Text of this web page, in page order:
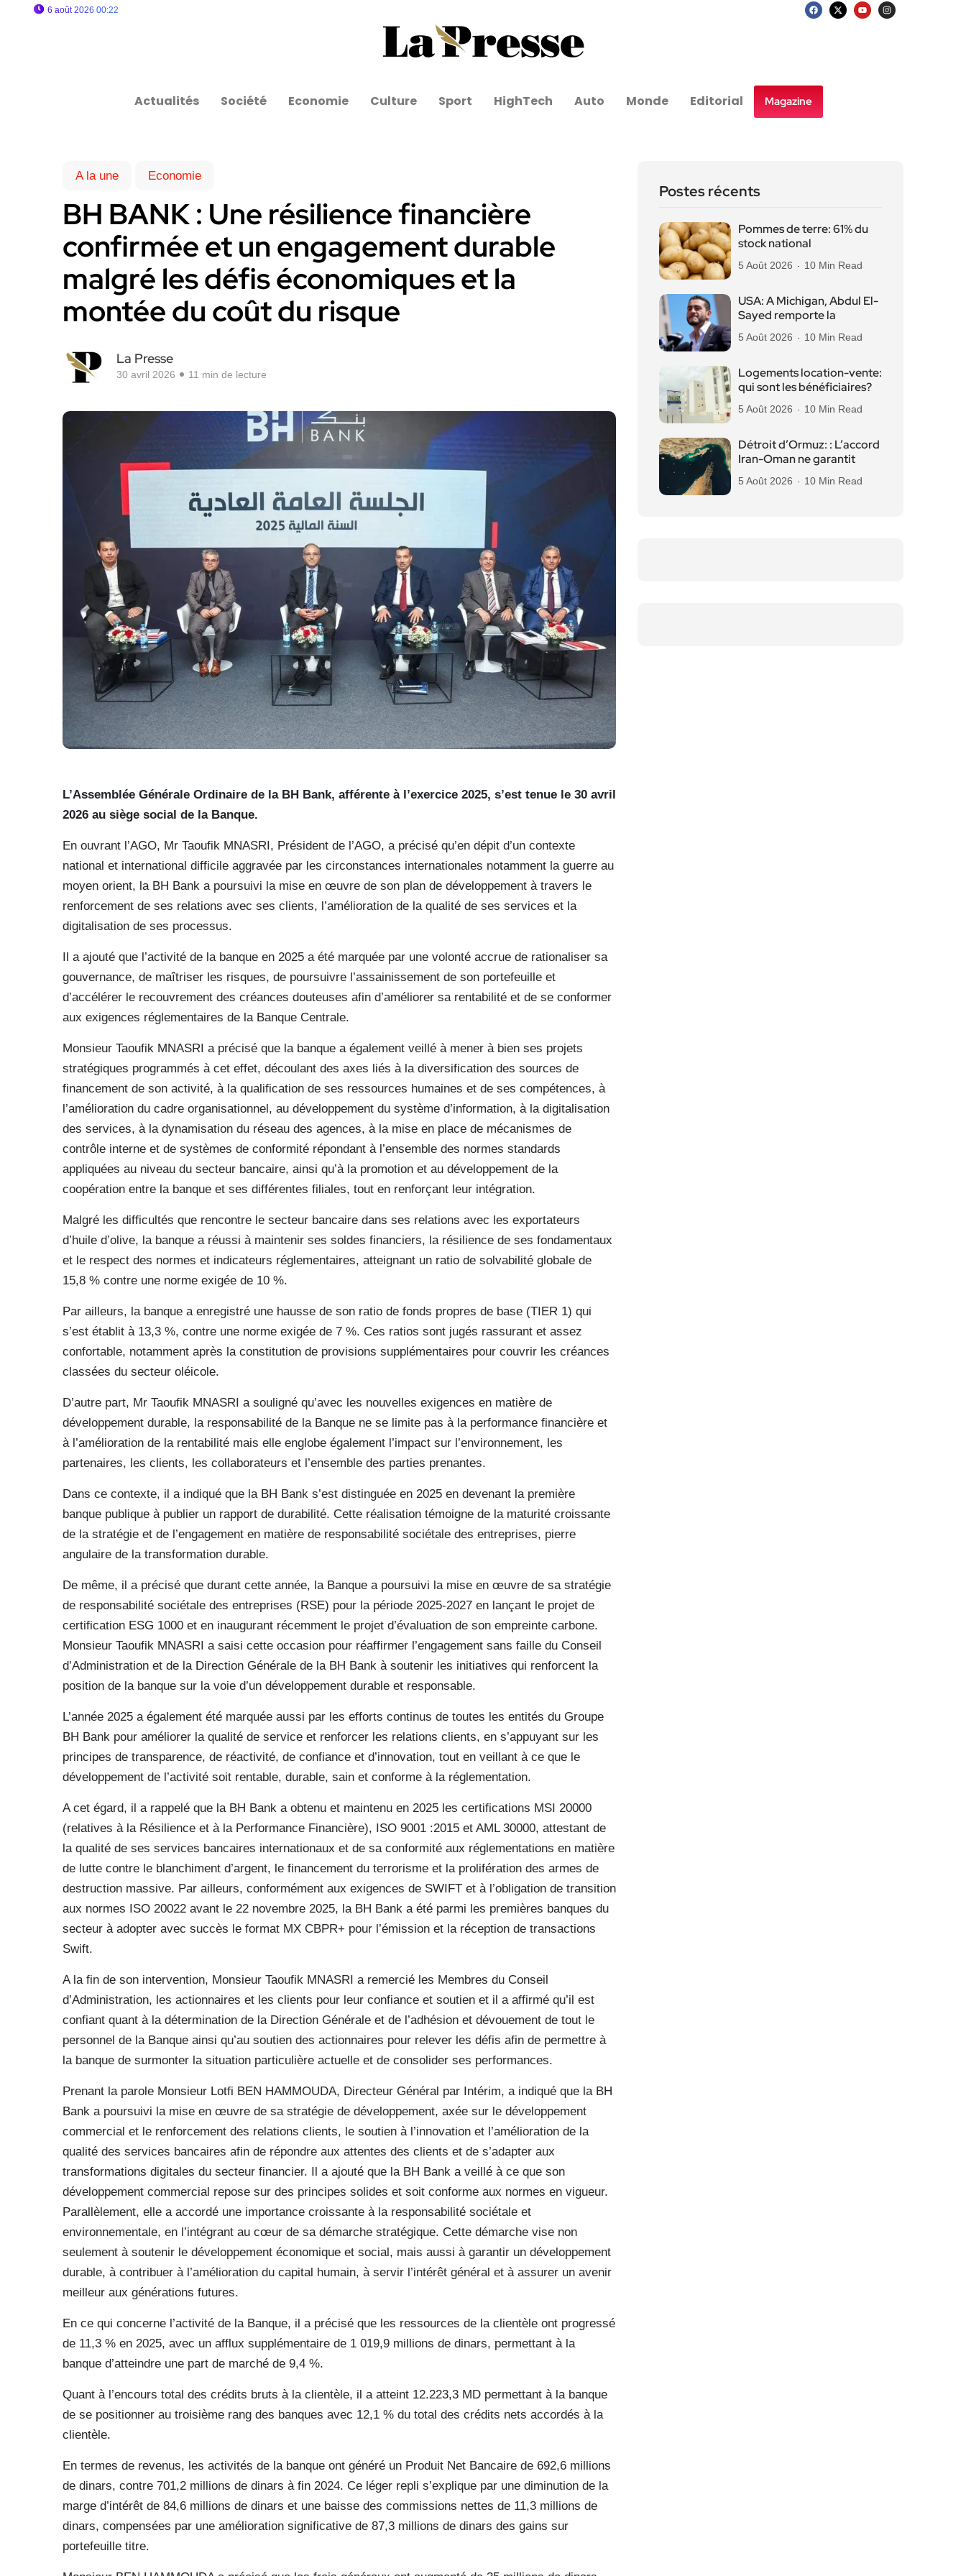
6 août 2026 00:22
Actualités Société Economie Culture Sport HighTech Auto Monde Editorial Magazine
A la une Economie
BH BANK : Une résilience financière
confirmée et un engagement durable
malgré les défis économiques et la
montée du coût du risque
La Presse
30 avril 2026 11 min de lecture
L’Assemblée Générale Ordinaire de la BH Bank, afférente à l’exercice 2025, s’est tenue le 30 avril
2026 au siège social de la Banque.
En ouvrant l’AGO, Mr Taoufik MNASRI, Président de l’AGO, a précisé qu’en dépit d’un contexte
national et international difficile aggravée par les circonstances internationales notamment la guerre au
moyen orient, la BH Bank a poursuivi la mise en œuvre de son plan de développement à travers le
renforcement de ses relations avec ses clients, l’amélioration de la qualité de ses services et la
digitalisation de ses processus.
Il a ajouté que l’activité de la banque en 2025 a été marquée par une volonté accrue de rationaliser sa
gouvernance, de maîtriser les risques, de poursuivre l’assainissement de son portefeuille et
d’accélérer le recouvrement des créances douteuses afin d’améliorer sa rentabilité et de se conformer
aux exigences réglementaires de la Banque Centrale.
Monsieur Taoufik MNASRI a précisé que la banque a également veillé à mener à bien ses projets
stratégiques programmés à cet effet, découlant des axes liés à la diversification des sources de
financement de son activité, à la qualification de ses ressources humaines et de ses compétences, à
l’amélioration du cadre organisationnel, au développement du système d’information, à la digitalisation
des services, à la dynamisation du réseau des agences, à la mise en place de mécanismes de
contrôle interne et de systèmes de conformité répondant à l’ensemble des normes standards
appliquées au niveau du secteur bancaire, ainsi qu’à la promotion et au développement de la
coopération entre la banque et ses différentes filiales, tout en renforçant leur intégration.
Malgré les difficultés que rencontre le secteur bancaire dans ses relations avec les exportateurs
d’huile d’olive, la banque a réussi à maintenir ses soldes financiers, la résilience de ses fondamentaux
et le respect des normes et indicateurs réglementaires, atteignant un ratio de solvabilité globale de
15,8 % contre une norme exigée de 10 %.
Par ailleurs, la banque a enregistré une hausse de son ratio de fonds propres de base (TIER 1) qui
s’est établit à 13,3 %, contre une norme exigée de 7 %. Ces ratios sont jugés rassurant et assez
confortable, notamment après la constitution de provisions supplémentaires pour couvrir les créances
classées du secteur oléicole.
D’autre part, Mr Taoufik MNASRI a souligné qu’avec les nouvelles exigences en matière de
développement durable, la responsabilité de la Banque ne se limite pas à la performance financière et
à l’amélioration de la rentabilité mais elle englobe également l’impact sur l’environnement, les
partenaires, les clients, les collaborateurs et l’ensemble des parties prenantes.
Dans ce contexte, il a indiqué que la BH Bank s’est distinguée en 2025 en devenant la première
banque publique à publier un rapport de durabilité. Cette réalisation témoigne de la maturité croissante
de la stratégie et de l’engagement en matière de responsabilité sociétale des entreprises, pierre
angulaire de la transformation durable.
De même, il a précisé que durant cette année, la Banque a poursuivi la mise en œuvre de sa stratégie
de responsabilité sociétale des entreprises (RSE) pour la période 2025-2027 en lançant le projet de
certification ESG 1000 et en inaugurant récemment le projet d’évaluation de son empreinte carbone.
Monsieur Taoufik MNASRI a saisi cette occasion pour réaffirmer l’engagement sans faille du Conseil
d’Administration et de la Direction Générale de la BH Bank à soutenir les initiatives qui renforcent la
position de la banque sur la voie d’un développement durable et responsable.
L’année 2025 a également été marquée aussi par les efforts continus de toutes les entités du Groupe
BH Bank pour améliorer la qualité de service et renforcer les relations clients, en s’appuyant sur les
principes de transparence, de réactivité, de confiance et d’innovation, tout en veillant à ce que le
développement de l’activité soit rentable, durable, sain et conforme à la réglementation.
A cet égard, il a rappelé que la BH Bank a obtenu et maintenu en 2025 les certifications MSI 20000
(relatives à la Résilience et à la Performance Financière), ISO 9001 :2015 et AML 30000, attestant de
la qualité de ses services bancaires internationaux et de sa conformité aux réglementations en matière
de lutte contre le blanchiment d’argent, le financement du terrorisme et la prolifération des armes de
destruction massive. Par ailleurs, conformément aux exigences de SWIFT et à l’obligation de transition
aux normes ISO 20022 avant le 22 novembre 2025, la BH Bank a été parmi les premières banques du
secteur à adopter avec succès le format MX CBPR+ pour l’émission et la réception de transactions
Swift.
A la fin de son intervention, Monsieur Taoufik MNASRI a remercié les Membres du Conseil
d’Administration, les actionnaires et les clients pour leur confiance et soutien et il a affirmé qu’il est
confiant quant à la détermination de la Direction Générale et de l’adhésion et dévouement de tout le
personnel de la Banque ainsi qu’au soutien des actionnaires pour relever les défis afin de permettre à
la banque de surmonter la situation particulière actuelle et de consolider ses performances.
Prenant la parole Monsieur Lotfi BEN HAMMOUDA, Directeur Général par Intérim, a indiqué que la BH
Bank a poursuivi la mise en œuvre de sa stratégie de développement, axée sur le développement
commercial et le renforcement des relations clients, le soutien à l’innovation et l’amélioration de la
qualité des services bancaires afin de répondre aux attentes des clients et de s’adapter aux
transformations digitales du secteur financier. Il a ajouté que la BH Bank a veillé à ce que son
développement commercial repose sur des principes solides et soit conforme aux normes en vigueur.
Parallèlement, elle a accordé une importance croissante à la responsabilité sociétale et
environnementale, en l’intégrant au cœur de sa démarche stratégique. Cette démarche vise non
seulement à soutenir le développement économique et social, mais aussi à garantir un développement
durable, à contribuer à l’amélioration du capital humain, à servir l’intérêt général et à assurer un avenir
meilleur aux générations futures.
En ce qui concerne l’activité de la Banque, il a précisé que les ressources de la clientèle ont progressé
de 11,3 % en 2025, avec un afflux supplémentaire de 1 019,9 millions de dinars, permettant à la
banque d’atteindre une part de marché de 9,4 %.
Quant à l’encours total des crédits bruts à la clientèle, il a atteint 12.223,3 MD permettant à la banque
de se positionner au troisième rang des banques avec 12,1 % du total des crédits nets accordés à la
clientèle.
En termes de revenus, les activités de la banque ont généré un Produit Net Bancaire de 692,6 millions
de dinars, contre 701,2 millions de dinars à fin 2024. Ce léger repli s’explique par une diminution de la
marge d’intérêt de 84,6 millions de dinars et une baisse des commissions nettes de 11,3 millions de
dinars, compensées par une amélioration significative de 87,3 millions de dinars des gains sur
portefeuille titre.
Postes récents
Pommes de terre: 61% du
stock national
5 Août 2026 10 Min Read
USA: A Michigan, Abdul El-
Sayed remporte la
5 Août 2026 10 Min Read
Logements location-vente:
qui sont les bénéficiaires?
5 Août 2026 10 Min Read
Détroit d’Ormuz: : L’accord
Iran-Oman ne garantit
5 Août 2026 10 Min Read